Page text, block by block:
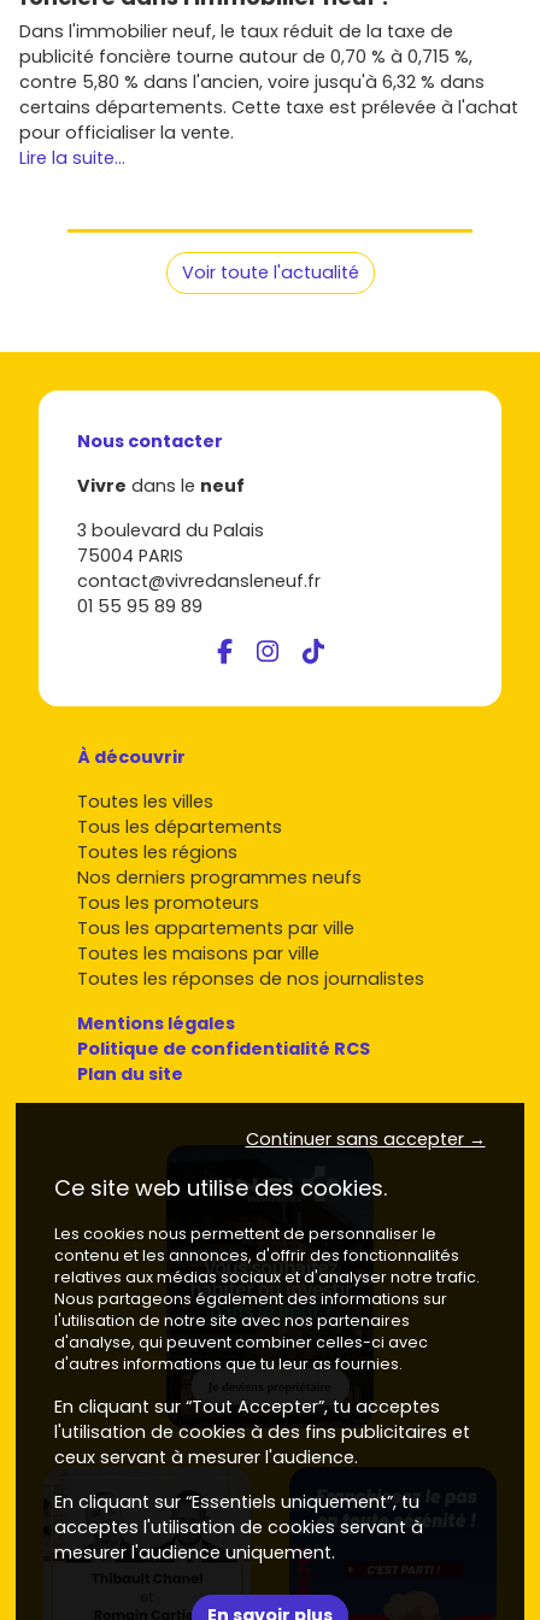
Plus tu consultes d'offres, plus tu affines ton choix… et
plus vite tu t'installes dans ton futur logement.
Dans l'immobilier neuf, le taux réduit de la taxe de
publicité foncière tourne autour de 0,70 % à 0,715 %,
contre 5,80 % dans l'ancien, voire jusqu'à 6,32 % dans
certains départements. Cette taxe est prélevée à l'achat
pour officialiser la vente.
Lire la suite...
Voir toute l'actualité
Nous contacter
Vivre dans le neuf
3 boulevard du Palais
75004 PARIS
contact@vivredansleneuf.fr
01 55 95 89 89
À découvrir
Toutes les villes
Tous les départements
Toutes les régions
Nos derniers programmes neufs
Tous les promoteurs
Tous les appartements par ville
Toutes les maisons par ville
Toutes les réponses de nos journalistes
Mentions légales
Politique de confidentialité RCS
Plan du site
Continuer sans accepter →
Ce site web utilise des cookies.
Les cookies nous permettent de personnaliser le
contenu et les annonces, d'offrir des fonctionnalités
relatives aux médias sociaux et d'analyser notre trafic.
Nous partageons également des informations sur
l'utilisation de notre site avec nos partenaires
d'analyse, qui peuvent combiner celles-ci avec
d'autres informations que tu leur as fournies.
En cliquant sur “Tout Accepter”, tu acceptes
l'utilisation de cookies à des fins publicitaires et
ceux servant à mesurer l'audience.
En cliquant sur “Essentiels uniquement”, tu
acceptes l'utilisation de cookies servant à
mesurer l'audience uniquement.
En savoir plus